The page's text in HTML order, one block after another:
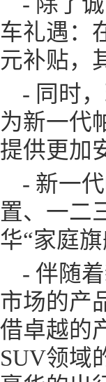
车礼遇：
元补贴，
- 同时
为新一代
提供更加
- 新一
置、一二
华“家庭
- 伴随
市场的产
借卓越的
SUV领域